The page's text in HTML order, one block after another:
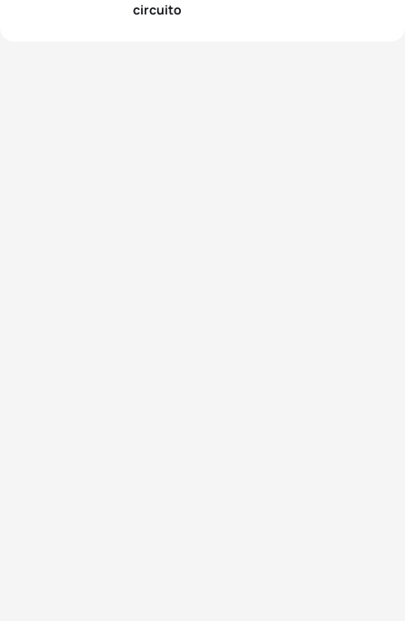
circuito